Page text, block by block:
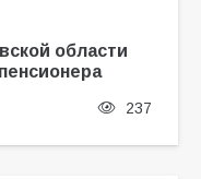
области
237